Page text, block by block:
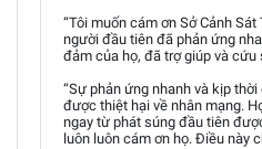
“Tôi muốn cám ơn Sở Cảnh
người đầu tiên đã phản ứng
đảm của họ, đã trợ giúp và cứu
“Sự phản ứng nhanh và kịp
được thiệt hại về nhân mạng.
ngay từ phát súng đầu tiên
luôn luôn cám ơn họ. Điều này